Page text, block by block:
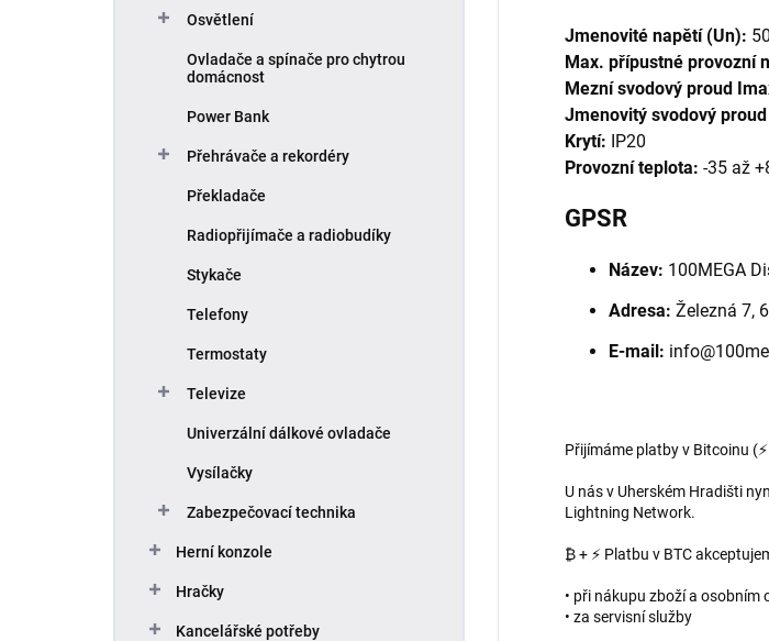
Osvětlení
Ovladače a spínače pro chytrou
domácnost
Power Bank
Přehrávače a rekordéry
Překladače
Radiopřijímače a radiobudíky
Stykače
Telefony
Termostaty
Televize
Univerzální dálkové ovladače
Vysílačky
Zabezpečovací technika
Herní konzole
Hračky
Kancelářské potřeby
Jmenovité napětí (Un):
Max. přípustné provozní
Mezní svodový proud
Jmenovitý svodový
Krytí: IP20
Provozní teplota: -35 až
GPSR
Název: 100MEGA
Adresa: Železná 7,
E-mail:
Přijímáme platby v Bitcoinu
U nás v Uherském Hradišti
Lightning Network.
₿ + ⚡ Platbu v BTC
• při nákupu zboží a osobním
• za servisní služby